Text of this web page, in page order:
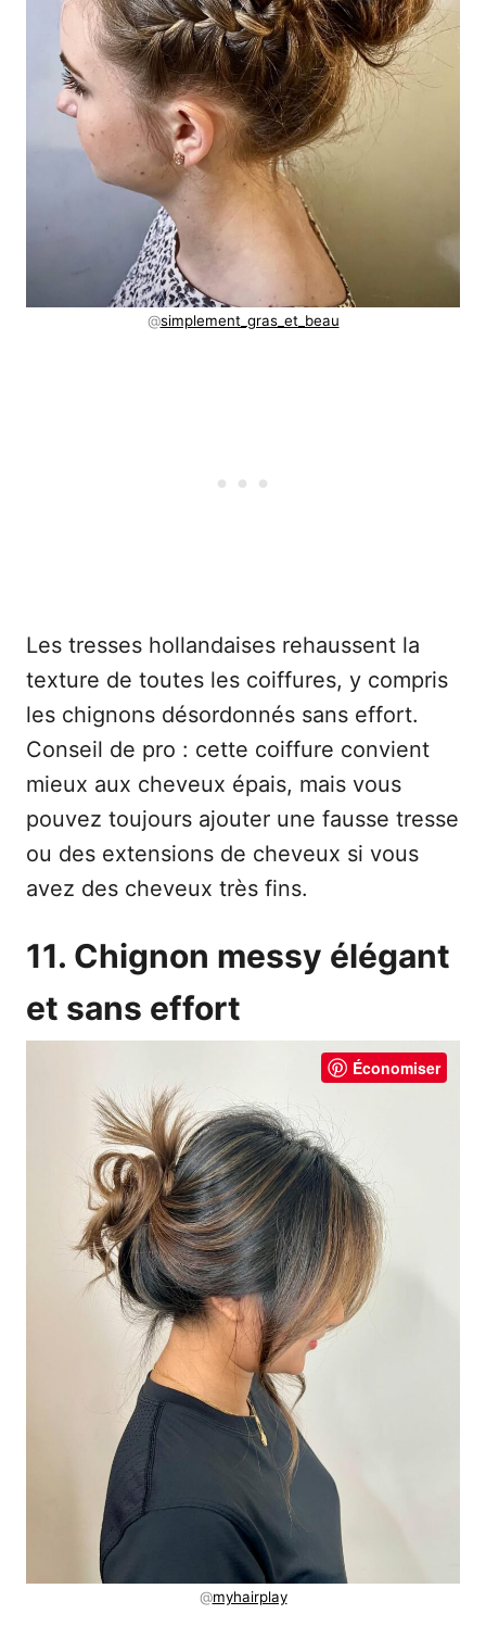
@simplement_gras_et_beau
Les tresses hollandaises rehaussent la
texture de toutes les coiffures, y compris
les chignons désordonnés sans effort.
Conseil de pro : cette coiffure convient
mieux aux cheveux épais, mais vous
pouvez toujours ajouter une fausse tresse
ou des extensions de cheveux si vous
avez des cheveux très fins.
11. Chignon messy élégant
et sans effort
Économiser
@myhairplay